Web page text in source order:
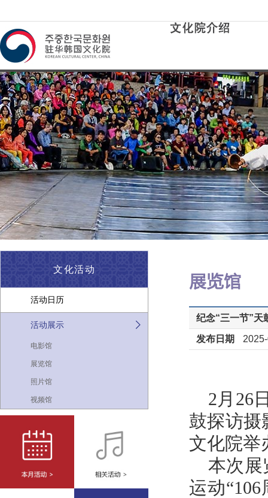
文化活动
活动日历
活动展示
电影馆
展览馆
照片馆
视频馆
纪念“三一节”天
发布日期
2月26
鼓探访摄
文化院举
本次展
运动